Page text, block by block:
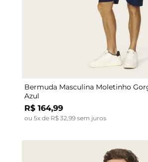
M G
Bermuda Masculina Moletinho
Azul
R$ 164,99
ou 5x de R$ 32,99 sem juros